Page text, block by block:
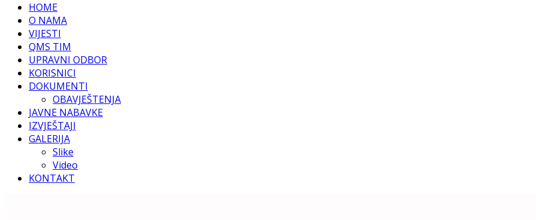
HOME
O NAMA
VIJESTI
QMS TIM
UPRAVNI ODBOR
KORISNICI
DOKUMENTI
OBAVJEŠTENJA
JAVNE NABAVKE
IZVJEŠTAJI
GALERIJA
Slike
Video
KONTAKT